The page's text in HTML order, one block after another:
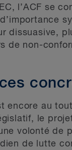
l’ACF se
dissuasive,
de non-
encore au
le
volonté de
de lutte